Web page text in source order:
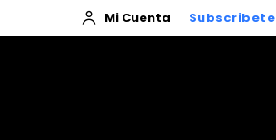
Mi Cuenta Subscribete